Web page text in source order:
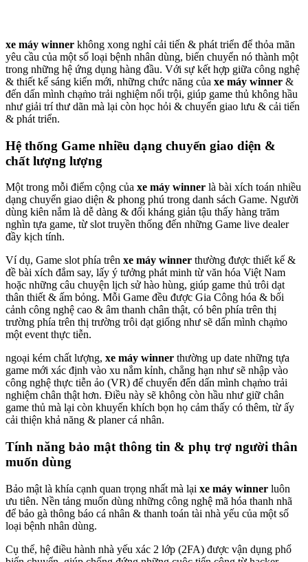
xe máy winner không xong nghỉ cải tiến & phát triển để thỏa mãn
yêu cầu của một số loại bệnh nhân dùng, biến chuyển nó thành một
trong những hệ ứng dụng hàng đầu. Với sự kết hợp giữa công nghệ
& thiết kế sáng kiến mới, những chức năng của xe máy winner &
đến dấn mình chạm̀o trải nghiệm nổi trội, giúp game thủ không hầu
như giải trí thư dãn mà lại còn học hỏi & chuyển giao lưu & cải tiến
& phát triển.
Hệ thống Game nhiều dạng chuyển giao diện &
chất lượng lượng
Một trong mỗi điểm cộng của xe máy winner là bài xích toán nhiều
dạng chuyển giao diện & phong phú trong danh sách Game. Người
dùng kiên nắm là dễ dàng & đối kháng giản tậu thấy hàng trăm
nghìn tựa game, từ slot truyền thống đến những Game live dealer
đầy kịch tính.
Ví dụ, Game slot phía trên xe máy winner thường được thiết kế &
đề bài xích đắm say, lấy ý tưởng phát minh từ văn hóa Việt Nam
hoặc những câu chuyện lịch sử hào hùng, giúp game thủ trôi dạt
thân thiết & ấm bỏng. Mỗi Game đều được Gia Công hóa & bối
cảnh công nghệ cao & âm thanh chân thật, có bên phía trên thị
trường phía trên thị trường trôi dạt giống như sẽ dấn mình chạm̀o
một event thực tiễn.
ngoại kém chất lượng, xe máy winner thường up date những tựa
game mới xác định vào xu nắm kỉnh, chẳng hạn như sẽ nhập vào
công nghệ thực tiễn ảo (VR) để chuyển đến dấn mình chạm̀o trải
nghiệm chân thật hơn. Điều này sẽ không còn hầu như giữ chân
game thủ mà lại còn khuyến khích bọn họ cảm thấy có thêm, từ ấy
cải thiện khả năng & planer cá nhân.
Tính năng bảo mật thông tin & phụ trợ người thân
muốn dùng
Bảo mật là khía cạnh quan trọng nhất mà lại xe máy winner luôn
ưu tiên. Nền tảng muốn dùng những công nghệ mã hóa thanh nhã
để bảo gà thông báo cá nhân & thanh toán tài nhà yếu của một số
loại bệnh nhân dùng.
Cụ thể, hệ điều hành nhà yếu xác 2 lớp (2FA) được vận dụng phổ